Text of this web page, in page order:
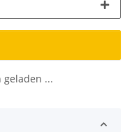
geladen ...